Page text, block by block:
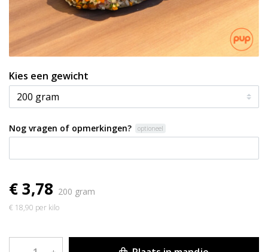
Kies een gewicht
Nog vragen of opmerkingen? optioneel
€ 3,78 200 gram
€ 18,90 per kilo